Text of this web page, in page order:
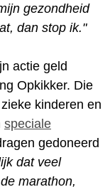
gezondheid
dan stop ik."
actie geld
Opkikker. Die
kinderen en
speciale
gedoneerd
dat veel
marathon,